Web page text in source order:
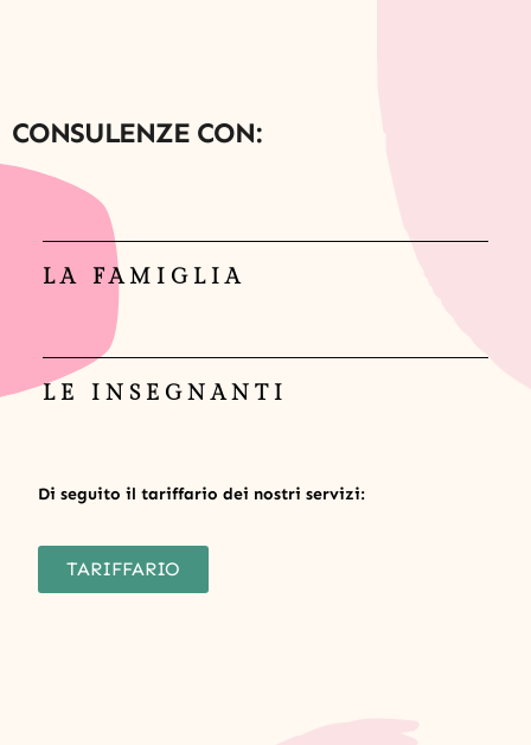
CONSULENZE CON:
LA FAMIGLIA
LE INSEGNANTI
Di seguito il tariffario dei nostri servizi:
TARIFFARIO